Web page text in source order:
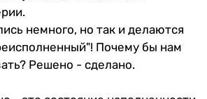
немного, но так и делаются
Почему бы нам
Решено - сделано.